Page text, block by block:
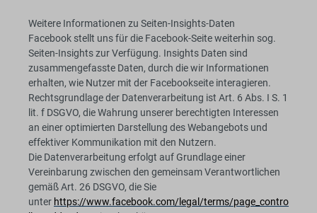
Weitere Informationen zu Seiten-Insights-Daten
Facebook stellt uns für die Facebook-Seite weiterhin sog.
Seiten-Insights zur Verfügung. Insights Daten sind
zusammengefasste Daten, durch die wir Informationen
erhalten, wie Nutzer mit der Facebookseite interagieren.
Rechtsgrundlage der Datenverarbeitung ist Art. 6 Abs. I S. 1
lit. f DSGVO, die Wahrung unserer berechtigten Interessen
an einer optimierten Darstellung des Webangebots und
effektiver Kommunikation mit den Nutzern.
Die Datenverarbeitung erfolgt auf Grundlage einer
Vereinbarung zwischen den gemeinsam Verantwortlichen
gemäß Art. 26 DSGVO, die Sie
unter https://www.facebook.com/legal/terms/page_contro